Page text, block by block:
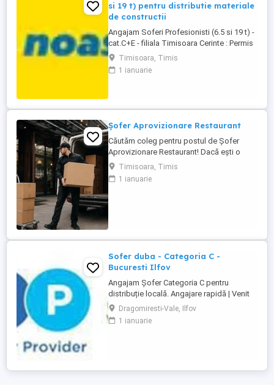
si 19 t) pentru distributie materiale
de constructii
Angajam Soferi Profesionisti (6.5 si 19 t) -
cat.C+E - filiala Timisoara Cerinte : Permis
de conducere categoriile C+E; Atestat
pentru transport marfuri generale; Card
tahograf Responsabilitati: Distributie
marfa ...
Timisoara, Timis
1 ianuarie
Șofer Aprovizionare Restaurant
Căutăm coleg pentru postul de Șofer
Aprovizionare Restaurant! Dacă ești o
persoană serioasă, organizată și îți place
să fii mereu în mișcare, te vrem în echipa
noastră. Rolul presupune aprovizionarea
Timisoara, Timis
1 ianuarie
Sofer duba - Categoria C -
Bucuresti Ilfov
Angajam Șofer Categoria C pentru
distribuție locală. Angajare rapidă | Venit
stabil | Curse locale | Program predictibil
Contract de muncă pe perioadă
nedeterminată Locație depozit:
Duminică ...
Dragomiresti-Vale, Ilfov
1 ianuarie